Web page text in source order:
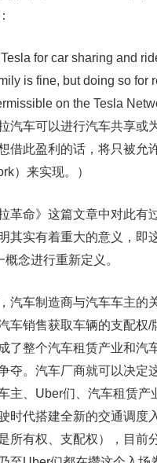
for car sharing and
is fine, but doing so for
on the Tesla
汽车可以进行汽车共享或
借此盈利的话，将只被允
）来实现。）
革命》这篇文章中对此有
其实有着重大的意义，即
概念进行重新定义。
汽车制造商与汽车车主的
车销售获取车辆的支配权/
了整个汽车租赁产业和汽
夺。汽车厂商就可以决定
主、Uber们、汽车租赁产
时代搭建全新的交通调度
所有权、支配权），目前